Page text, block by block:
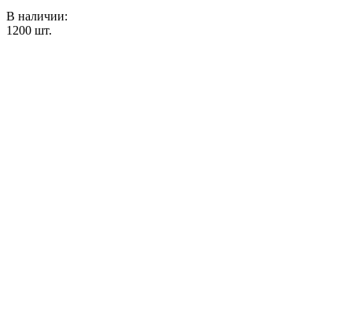
В наличии:
1200 шт.